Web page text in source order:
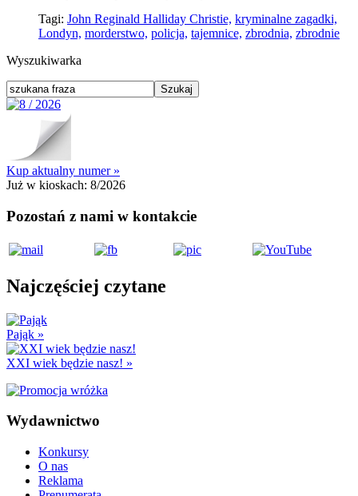
Tagi: John Reginald Halliday Christie, kryminalne zagadki,
Londyn, morderstwo, policja, tajemnice, zbrodnia, zbrodnie
Wyszukiwarka
Kup aktualny numer »
Już w kioskach: 8/2026
Pozostań z nami w kontakcie
Najczęściej czytane
Pająk »
XXI wiek będzie nasz! »
Wydawnictwo
Konkursy
O nas
Reklama